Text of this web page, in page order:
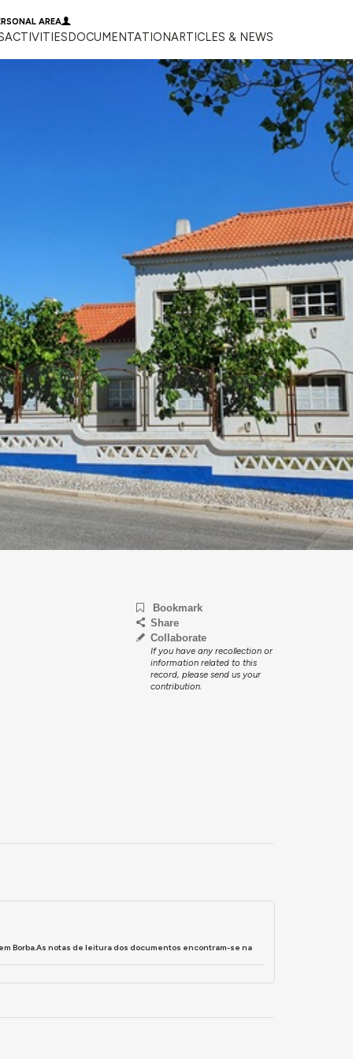
AREA
ACTIVITIESDOCUMENTATIONARTICLES & NEWS
Bookmark
Share
Collaborate
If you have any recollection or
information related to this
record, please send us your
contribution.
Borba.As notas de leitura dos documentos encontram-se na